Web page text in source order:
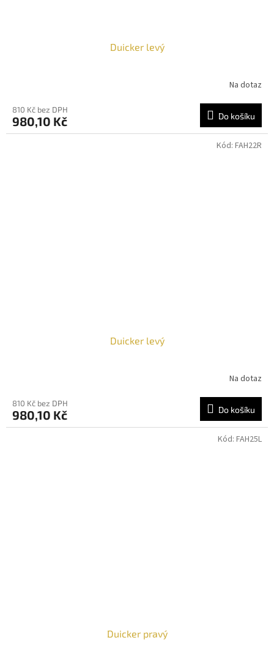
Duicker levý
Na dotaz
810 Kč bez DPH
980,10 Kč Do košíku
Duicker levý
Na dotaz
810 Kč bez DPH
980,10 Kč Do košíku
Kód: FAH22R
Duicker pravý
Kód: FAH25L